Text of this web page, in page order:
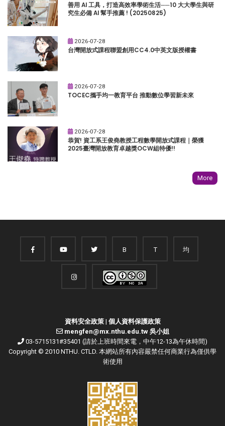
善用 AI 工具，打造高效率學術生活──10 大大學生與研
究生必備 AI 幫手推薦 ! (20250825)
2026-07-28
台灣開放式課程聯盟創用CC4.0中英文版授權書
2026-07-28
TOCEC攜手均一教育平台 推動數位學習新未來
2026-07-28
恭賀! 資工系王俊堯教授工程數學開放式課程｜榮獲
2025臺灣開放教育卓越獎OCW組特優!!
More
B T 均
資料安全政策| 個人資料保護政策
mengfen@mx.nthu.edu.tw 吳小姐
03-5715131#35401 (請於上班時間來電，中午12-13為午休時間)
Copyright © 2010 NTHU. CTLD. 本網站所有內容嚴禁任何商業行為僅供學
術使用